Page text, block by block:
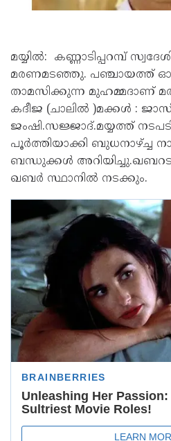
മയ്യിൽ: കണ്ണാടിപ്പറമ്പ്
മരണമടഞ്ഞു. പഞ്ചായത്ത്
താമസിക്കുന്ന മുഹമ്മദാണ്
കദീജ (ചാലിൽ )മക്കൾ :
ജംഷി.സജ്ജാദ്.മയ്യത്ത്
പൂർത്തിയാക്കി ബുധനാഴ്ച്ച
ബന്ധുക്കൾ
ഖബർ സ്ഥാനിൽ നടക്കും.